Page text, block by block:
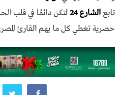
تابعالشارع 24
لتكن دائمًا في قلب
حصرية تغطي كل ما يهم القارئ